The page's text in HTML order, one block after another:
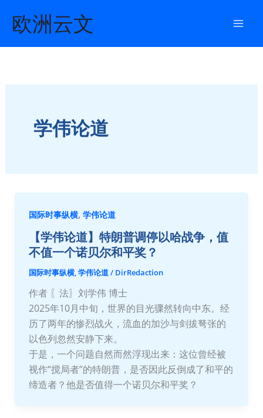
contenu
欧洲云文
学伟论道
国际时事纵横, 学伟论道
【学伟论道】特朗普调停以哈战争，值
不值一个诺贝尔和平奖？
国际时事纵横,学伟论道/ DirRedaction
作者 〖法〗刘学伟 博士
2025年10月中旬，世界的目光骤然转向中东。经
历了两年的惨烈战火，流血的加沙与剑拔弩张的
以色列忽然安静下来。
于是，一个问题自然而然浮现出来：这位曾经被
视作“搅局者”的特朗普，是否因此反倒成了和平的
缔造者？他是否值得一个诺贝尔和平奖？